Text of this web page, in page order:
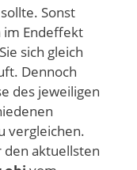
Sonst
im Endeffekt
sich gleich
Dennoch
des jeweiligen
vergleichen.
den aktuellsten